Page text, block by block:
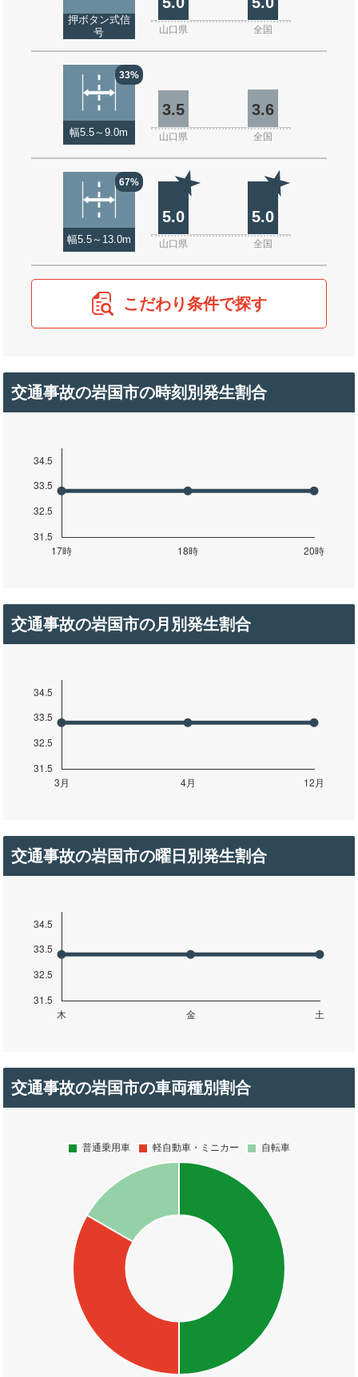
押ボタン式信
号
山口県 全国
33%
幅5.5～9.0m
3.5 3.6
山口県 全国
67%
幅5.5～13.0m
5.0 5.0
山口県 全国
こだわり条件で探す
交通事故の岩国市の時刻別発生割合
交通事故の岩国市の月別発生割合
交通事故の岩国市の曜日別発生割合
交通事故の岩国市の車両種別割合